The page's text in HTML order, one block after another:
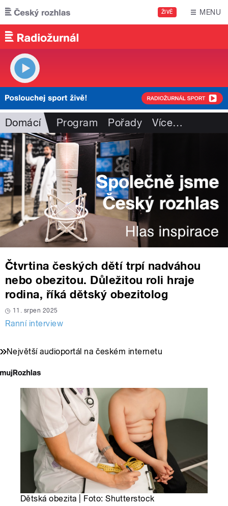
Přejít k hlavnímu obsahu
ŽIVĚ MENU
Domácí Program Pořady Více…
Čtvrtina českých dětí trpí nadváhou
nebo obezitou. Důležitou roli hraje
rodina, říká dětský obezitolog
11. srpen 2025
Ranní interview
Největší audioportál na českém internetu
Dětská obezita | Foto: Shutterstock